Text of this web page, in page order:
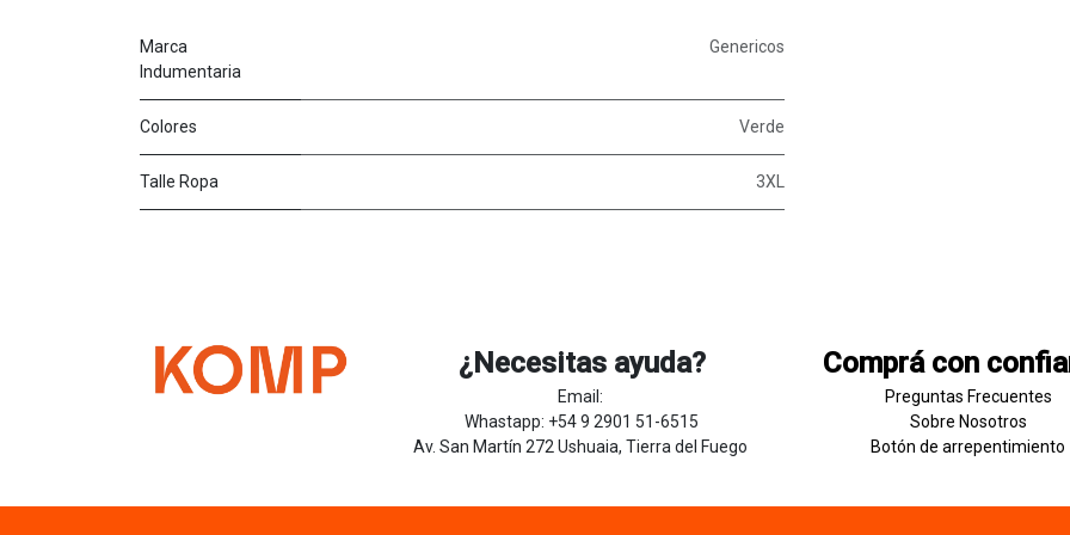
Marca
Indumentaria
Genericos
Colores Verde
Talle Ropa 3XL
¿Necesitas ayuda?
Email:
Whastapp: +54 9 2901 51-6515
Av. San Martín 272 Ushuaia, Tierra del Fuego
Comprá con
Preguntas Frecuentes
Sobre Nosotros
Botón de​arrepentim​​​iento